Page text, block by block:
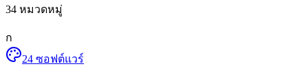
34 หมวดหมู่
ก
24 ซอฟต์แวร์